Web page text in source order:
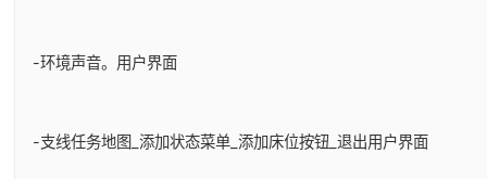
-环境声音。用户界面
-支线任务地图_添加状态菜单_添加床位按钮_退出用户界面